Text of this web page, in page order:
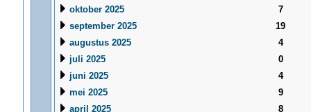
oktober 2025
7
september 2025
19
augustus 2025
4
juli 2025
0
juni 2025
4
mei 2025
9
april 2025
8